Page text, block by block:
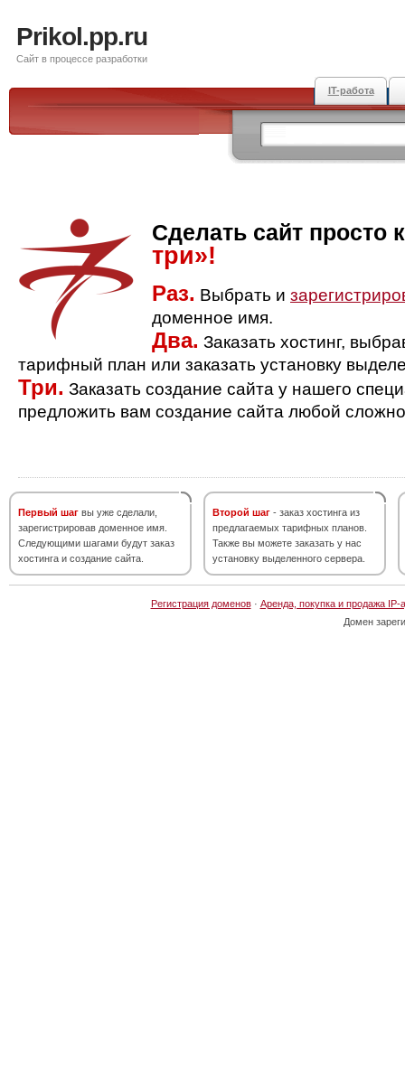
Prikol.pp.ru
Сайт в процессе разработки
IT-работа
Сделать сайт просто
три»!
Раз. Выбрать и
доменное имя.
Два. Заказать хостинг,
тарифный план или заказать установку
Три. Заказать создание сайта у нашего
предложить вам создание сайта любой
Первый шаг вы уже сделали,
зарегистрировав доменное имя.
Следующими шагами будут заказ
хостинга и создание сайта.
Второй шаг - заказ хостинга из
предлагаемых тарифных планов.
Также вы можете заказать у нас
установку выделенного сервера.
Регистрация доменов· Аренда, покупка и продажа IP-
Домен